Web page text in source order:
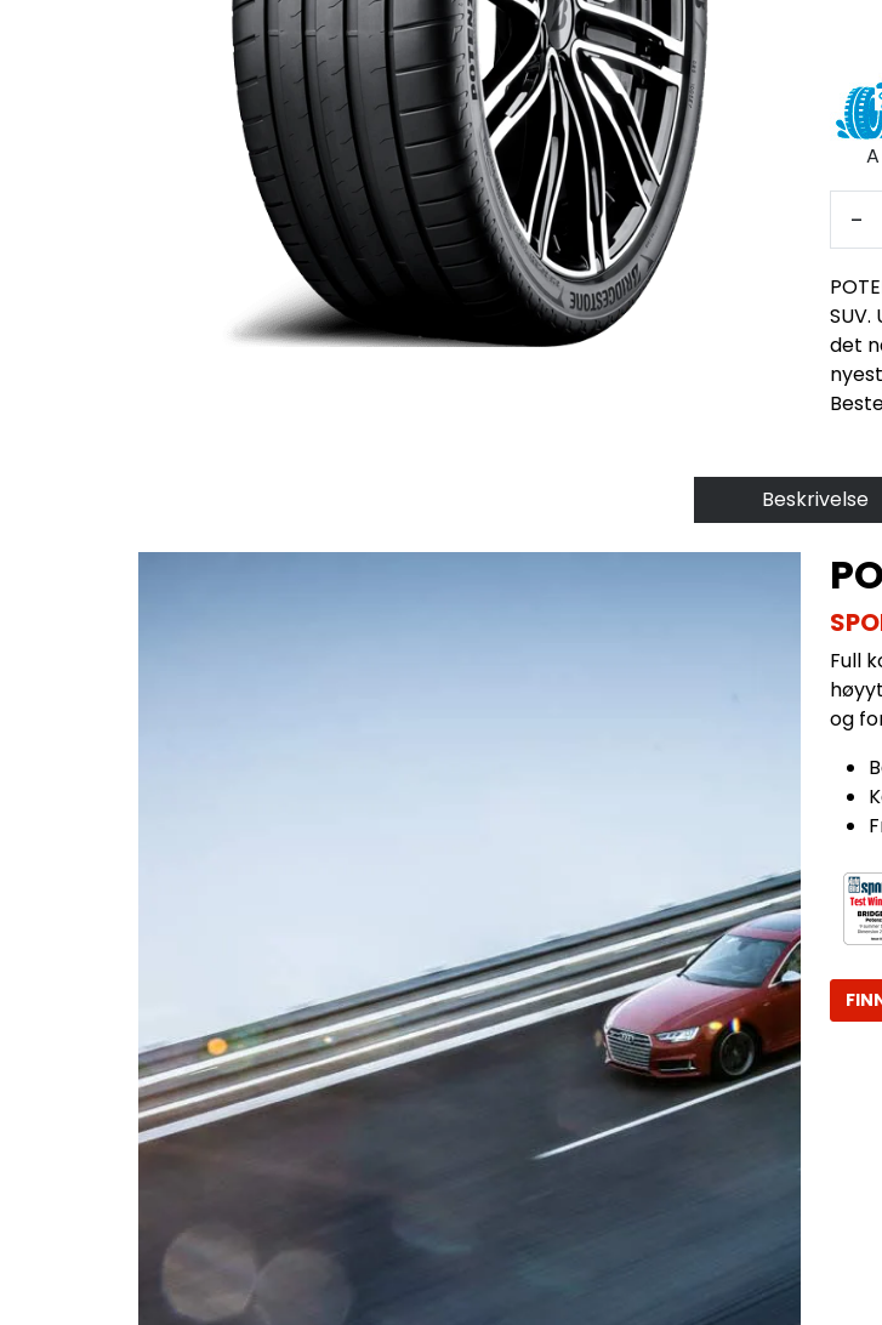
A
-
det
Beskrivelse
Full
og